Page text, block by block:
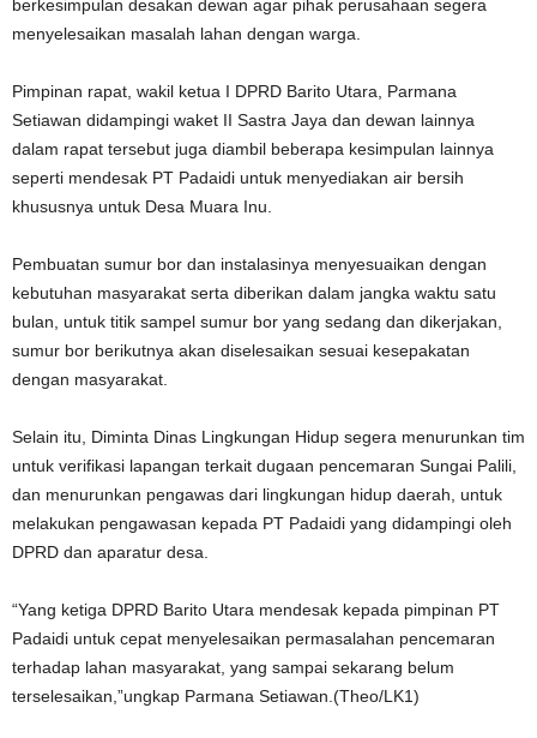
berkesimpulan desakan dewan agar pihak perusahaan segera
menyelesaikan masalah lahan dengan warga.
Pimpinan rapat, wakil ketua I DPRD Barito Utara, Parmana
Setiawan didampingi waket II Sastra Jaya dan dewan lainnya
dalam rapat tersebut juga diambil beberapa kesimpulan lainnya
seperti mendesak PT Padaidi untuk menyediakan air bersih
khususnya untuk Desa Muara Inu.
Pembuatan sumur bor dan instalasinya menyesuaikan dengan
kebutuhan masyarakat serta diberikan dalam jangka waktu satu
bulan, untuk titik sampel sumur bor yang sedang dan dikerjakan,
sumur bor berikutnya akan diselesaikan sesuai kesepakatan
dengan masyarakat.
Selain itu, Diminta Dinas Lingkungan Hidup segera menurunkan tim
untuk verifikasi lapangan terkait dugaan pencemaran Sungai Palili,
dan menurunkan pengawas dari lingkungan hidup daerah, untuk
melakukan pengawasan kepada PT Padaidi yang didampingi oleh
DPRD dan aparatur desa.
“Yang ketiga DPRD Barito Utara mendesak kepada pimpinan PT
Padaidi untuk cepat menyelesaikan permasalahan pencemaran
terhadap lahan masyarakat, yang sampai sekarang belum
terselesaikan,”ungkap Parmana Setiawan.(Theo/LK1)